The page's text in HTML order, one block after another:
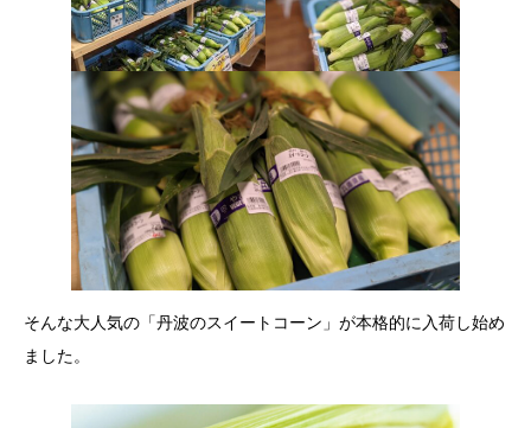
そんな大人気の「丹波のスイートコーン」が本格的に入荷し始め
ました。